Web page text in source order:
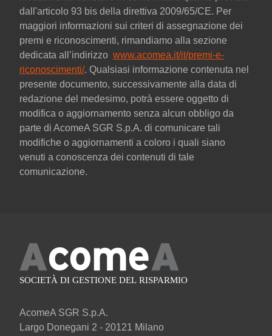
dall'articolo 93 bis della direttiva 2009/65/CE. Per
maggiori informazioni sui criteri di assegnazione dei
premi e riconoscimenti, rimandiamo alla sezione
dedicata all’indirizzo www.acomea.it/it/premi-e-
riconoscimenti/. Qualsiasi informazione contenuta nel
presente documento, successivamente alla data di
redazione del medesimo, potrà essere oggetto di
modifica o aggiornamento senza alcun obbligo da
parte di AcomeA SGR S.p.A. di comunicare tali
modifiche o aggiornamenti a coloro i quali siano
venuti a conoscenza dei contenuti di tale
comunicazione.
AcomeA SGR S.p.A.
Largo Donegani 2 - 20121 Milano